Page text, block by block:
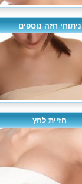
ניתוחי חזה נוספים
חזיית לחץ